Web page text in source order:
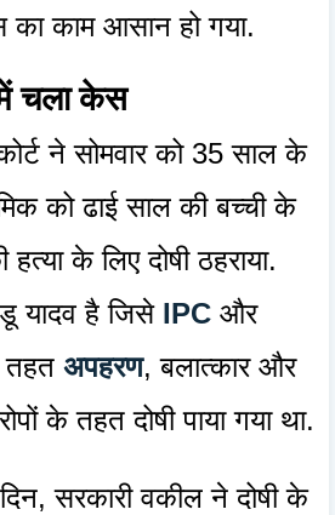
काम आसान हो गया.
चला केस
ने सोमवार को 35 साल के
को ढाई साल की बच्ची के
के लिए दोषी ठहराया.
यादव है जिसे IPC और
अपहरण, बलात्कार और
के तहत दोषी पाया गया था.
सरकारी वकील ने दोषी के